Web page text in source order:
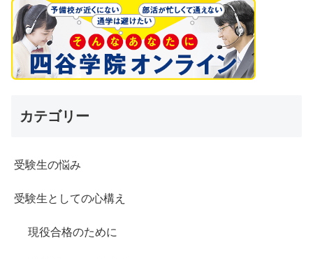
カテゴリー
受験生の悩み
受験生としての心構え
現役合格のために